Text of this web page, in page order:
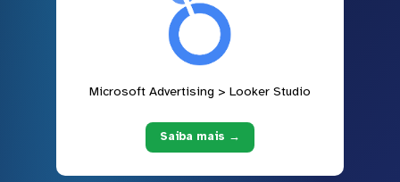
Microsoft Advertising > Looker Studio
Saiba mais →